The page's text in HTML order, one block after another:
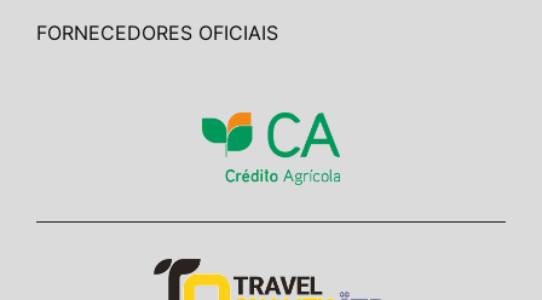
FORNECEDORES OFICIAIS